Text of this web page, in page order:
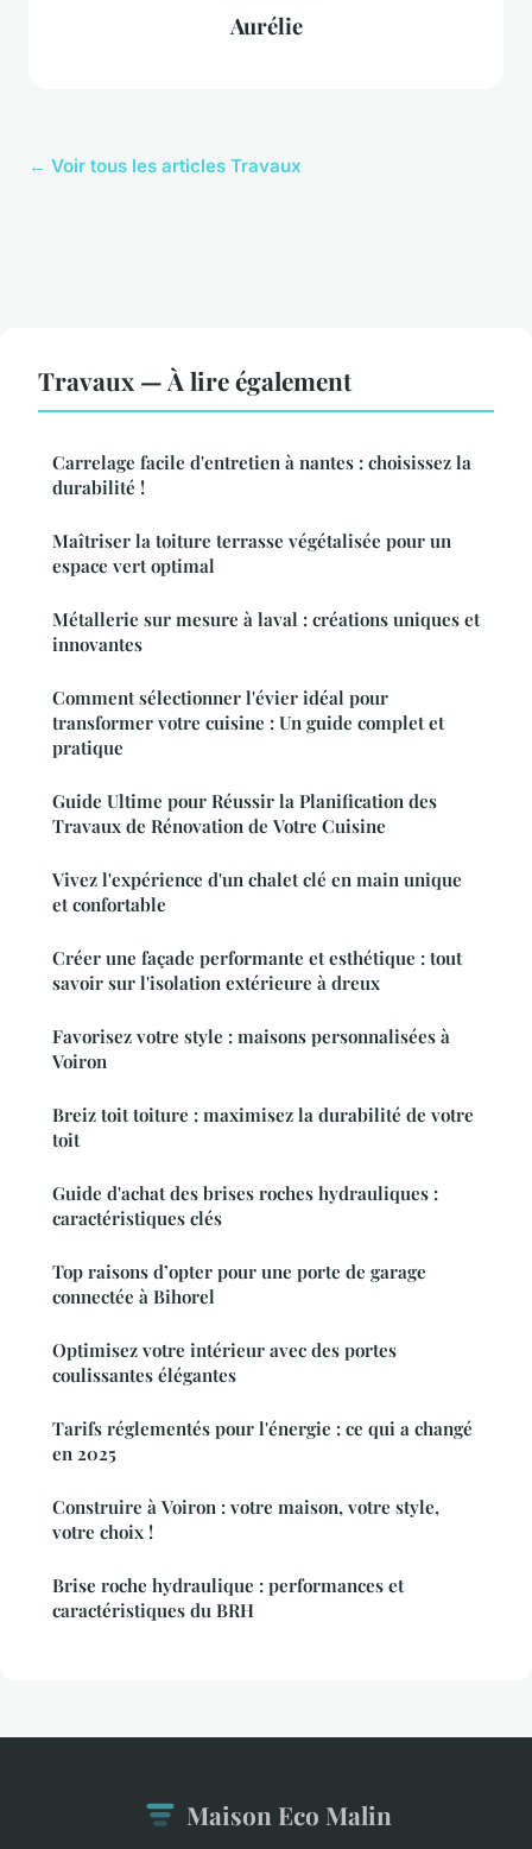
Aurélie
← Voir tous les articles Travaux
Travaux — À lire également
Carrelage facile d'entretien à nantes : choisissez la
durabilité !
Maîtriser la toiture terrasse végétalisée pour un
espace vert optimal
Métallerie sur mesure à laval : créations uniques et
innovantes
Comment sélectionner l'évier idéal pour
transformer votre cuisine : Un guide complet et
pratique
Guide Ultime pour Réussir la Planification des
Travaux de Rénovation de Votre Cuisine
Vivez l'expérience d'un chalet clé en main unique
et confortable
Créer une façade performante et esthétique : tout
savoir sur l'isolation extérieure à dreux
Favorisez votre style : maisons personnalisées à
Voiron
Breiz toit toiture : maximisez la durabilité de votre
toit
Guide d'achat des brises roches hydrauliques :
caractéristiques clés
Top raisons d’opter pour une porte de garage
connectée à Bihorel
Optimisez votre intérieur avec des portes
coulissantes élégantes
Tarifs réglementés pour l'énergie : ce qui a changé
en 2025
Construire à Voiron : votre maison, votre style,
votre choix !
Brise roche hydraulique : performances et
caractéristiques du BRH
Maison Eco Malin